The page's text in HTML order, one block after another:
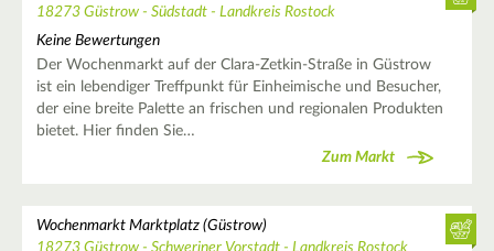
18273 Güstrow - Südstadt - Landkreis Rostock
Keine Bewertungen
Der Wochenmarkt auf der Clara-Zetkin-Straße in Güstrow
ist ein lebendiger Treffpunkt für Einheimische und Besucher,
der eine breite Palette an frischen und regionalen Produkten
bietet. Hier finden Sie…
Zum Markt
Wochenmarkt Marktplatz (Güstrow)
18273 Güstrow - Schweriner Vorstadt - Landkreis Rostock